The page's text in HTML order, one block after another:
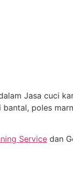
Jasa cuci
poles
Service dan